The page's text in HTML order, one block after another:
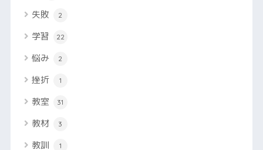
失敗 2
学習 22
悩み 2
挫折 1
教室 31
教材 3
教訓 1